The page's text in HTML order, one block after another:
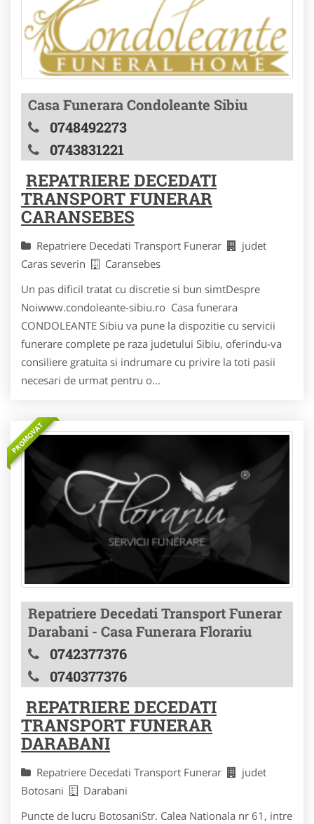
Casa Funerara Condoleante Sibiu
0748492273
0743831221
REPATRIERE DECEDATI
TRANSPORT FUNERAR
CARANSEBES
Repatriere Decedati Transport Funerar
judet
Caras severin
Caransebes
Un pas dificil tratat cu discretie si bun simtDespre
Noiwww.condoleante-sibiu.ro Casa funerara
CONDOLEANTE Sibiu va pune la dispozitie cu servicii
funerare complete pe raza judetului Sibiu, oferindu-va
consiliere gratuita si indrumare cu privire la toti pasii
necesari de urmat pentru o...
PROMOVAT
Repatriere Decedati Transport Funerar
Darabani - Casa Funerara Florariu
0742377376
0740377376
REPATRIERE DECEDATI
TRANSPORT FUNERAR
DARABANI
Repatriere Decedati Transport Funerar
judet
Botosani
Darabani
Puncte de lucru BotosaniStr. Calea Nationala nr 61, intre